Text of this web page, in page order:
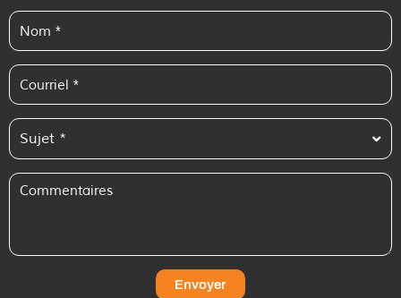
Envoyer